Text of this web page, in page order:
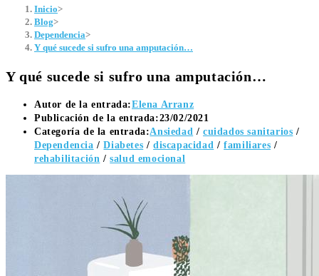
Inicio>
Blog>
Dependencia>
Y qué sucede si sufro una amputación…
Y qué sucede si sufro una amputación…
Autor de la entrada:Elena Arranz
Publicación de la entrada:23/02/2021
Categoría de la entrada:Ansiedad / cuidados sanitarios /
Dependencia / Diabetes / discapacidad / familiares /
rehabilitación / salud emocional